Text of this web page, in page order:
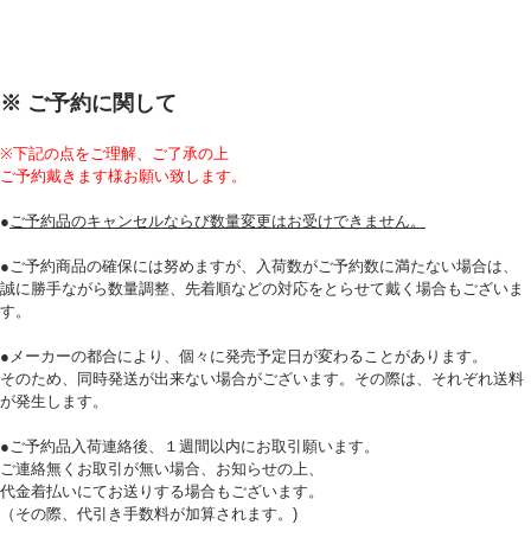
※ ご予約に関して
※下記の点をご理解、ご了承の上
ご予約戴きます様お願い致します。
●ご予約品のキャンセルならび数量変更はお受けできません。
●ご予約商品の確保には努めますが、入荷数がご予約数に満たない場合は、
誠に勝手ながら数量調整、先着順などの対応をとらせて戴く場合もございま
す。
●メーカーの都合により、個々に発売予定日が変わることがあります。
そのため、同時発送が出来ない場合がございます。その際は、それぞれ送料
が発生します。
●ご予約品入荷連絡後、１週間以内にお取引願います。
ご連絡無くお取引が無い場合、お知らせの上、
代金着払いにてお送りする場合もございます。
（その際、代引き手数料が加算されます。)